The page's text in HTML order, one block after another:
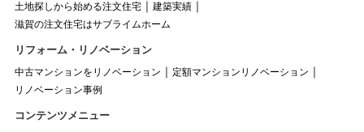
土地探しから始める注文住宅
建築実績
滋賀の注文住宅はサブライムホーム
リフォーム・リノベーション
中古マンションをリノベーション
定額マンションリノベーション
リノベーション事例
コンテンツメニュー